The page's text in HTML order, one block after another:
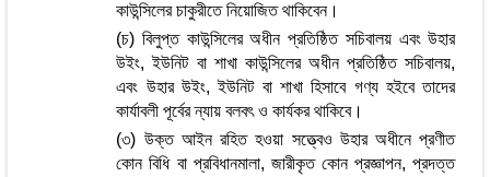
কাউন্সিলের চাকুরীতে নিয়োজিত থাকিবেন।
(চ) বিলুপ্ত কাউন্সিলের অধীন প্রতিষ্ঠিত সচিবালয় এবং উহার
উইং, ইউনিট বা শাখা কাউন্সিলের অধীন প্রতিষ্ঠিত সচিবালয়,
এবং উহার উইং, ইউনিট বা শাখা হিসাবে গণ্য হইবে তাদের
কার্যাবলী পূর্বের ন্যায় বলবৎ ও কার্যকর থাকিবে।
(৩) উক্ত আইন রহিত হওয়া সত্ত্বেও উহার অধীনে প্রণীত
কোন বিধি বা প্রবিধানমালা, জারীকৃত কোন প্রজ্ঞাপন, প্রদত্ত